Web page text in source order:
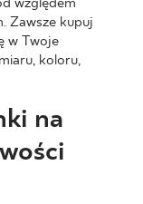
Zawsze kupuj
w Twoje
koloru,
na